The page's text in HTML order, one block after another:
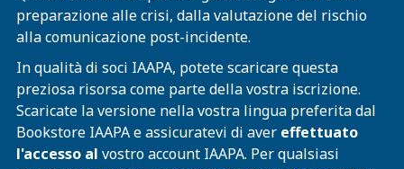
preparazione alle crisi, dalla valutazione del rischio
alla comunicazione post-incidente.
In qualità di soci IAAPA, potete scaricare questa
preziosa risorsa come parte della vostra iscrizione.
Scaricate la versione nella vostra lingua preferita dal
Bookstore IAAPA e assicuratevi di aver effettuato
l'accesso al vostro account IAAPA. Per qualsiasi